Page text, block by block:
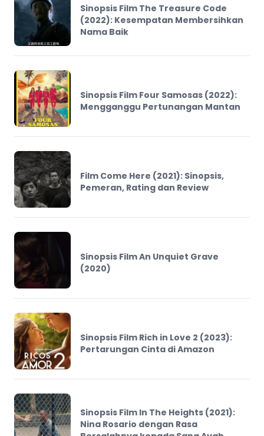
Sinopsis Film The Treasure Code
(2022): Kesempatan Membersihkan
Nama Baik
Sinopsis Film Four Samosas (2022):
Mengganggu Pertunangan Mantan
Film Come Here (2021): Sinopsis,
Pemeran, Rating dan Review
Sinopsis Film An Unquiet Grave
(2020)
Sinopsis Film Rich in Love 2 (2023):
Pertarungan Cinta di Amazon
Sinopsis Film In The Heights (2021):
Nina Rosario dengan Rasa